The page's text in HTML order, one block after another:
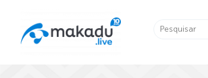
Pesquisar